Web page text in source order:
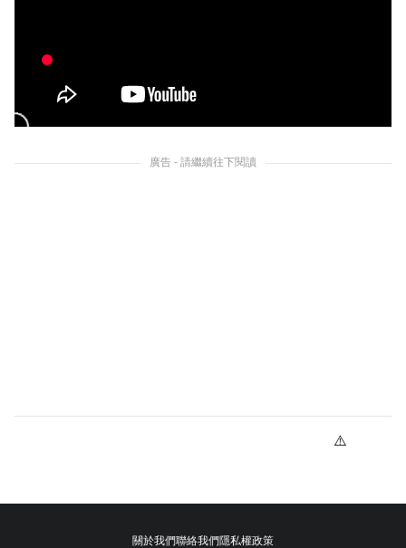
廣告 - 請繼續往下閱讀
關於我們聯絡我們隱私權政策